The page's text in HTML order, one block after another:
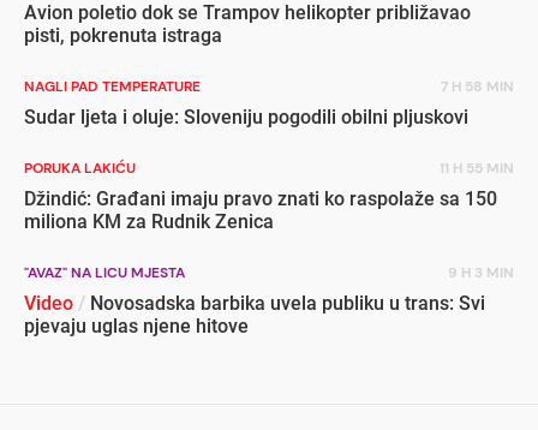
Avion poletio dok se Trampov helikopter približavao
pisti, pokrenuta istraga
NAGLI PAD TEMPERATURE 7 H 58 MIN
Sudar ljeta i oluje: Sloveniju pogodili obilni pljuskovi
PORUKA LAKIĆU 11 H 55 MIN
Džindić: Građani imaju pravo znati ko raspolaže sa 150
miliona KM za Rudnik Zenica
"AVAZ" NA LICU MJESTA 9 H 3 MIN
Video / Novosadska barbika uvela publiku u trans: Svi
pjevaju uglas njene hitove